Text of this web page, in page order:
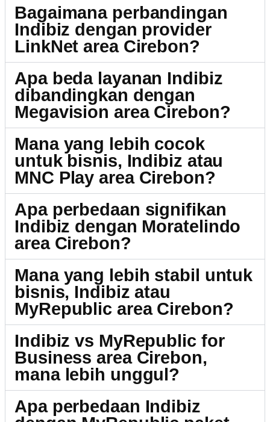
Bagaimana perbandingan
Indibiz dengan provider
LinkNet area Cirebon?
Apa beda layanan Indibiz
dibandingkan dengan
Megavision area Cirebon?
Mana yang lebih cocok
untuk bisnis, Indibiz atau
MNC Play area Cirebon?
Apa perbedaan signifikan
Indibiz dengan Moratelindo
area Cirebon?
Mana yang lebih stabil untuk
bisnis, Indibiz atau
MyRepublic area Cirebon?
Indibiz vs MyRepublic for
Business area Cirebon,
mana lebih unggul?
Apa perbedaan Indibiz